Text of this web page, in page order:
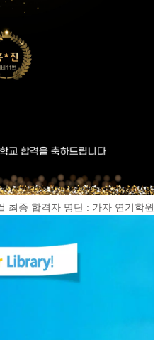
최종 합격자 명단 : 가자 연기학원